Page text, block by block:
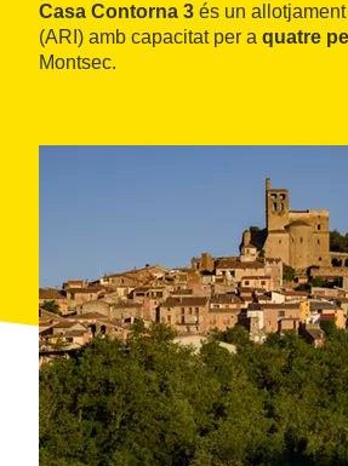
Casa Contorna 3 és un
(ARI) amb capacitat per a quatre
Montsec.